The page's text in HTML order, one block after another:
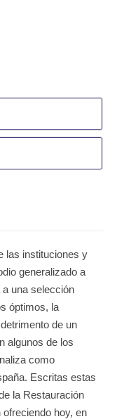
las instituciones y
generalizado a
una selección
óptimos, la
de un
algunos de los
como
Escritas estas
la Restauración
hoy, en